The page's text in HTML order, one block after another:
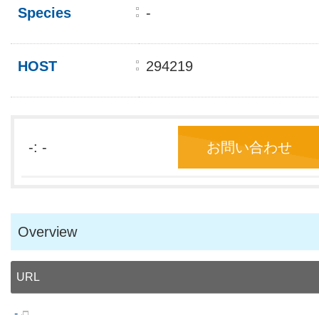
Species -
HOST 294219
-: - お問い合わせ
Overview
URL